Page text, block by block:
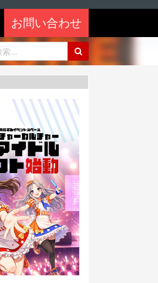
お問い合わせ